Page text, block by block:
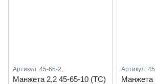
Артикул: 45-65-2,
Манжета 2,2 45-65-10 (ТС)
Артикул:
Манжета